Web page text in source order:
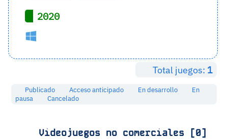
2020
Total juegos: 1
Publicado Acceso anticipado En desarrollo
En
pausa
Cancelado
Videojuegos no comerciales [0]